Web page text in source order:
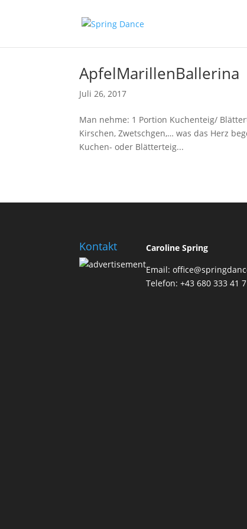
ApfelMarillenBallerina
Juli 26, 2017
Man nehme: 1 Portion Kuchenteig/
Kirschen, Zwetschgen,… was das Herz
Kuchen- oder Blätterteig...
Kontakt
Caroline Spring
Email:
Telefon: +43 680 333 41